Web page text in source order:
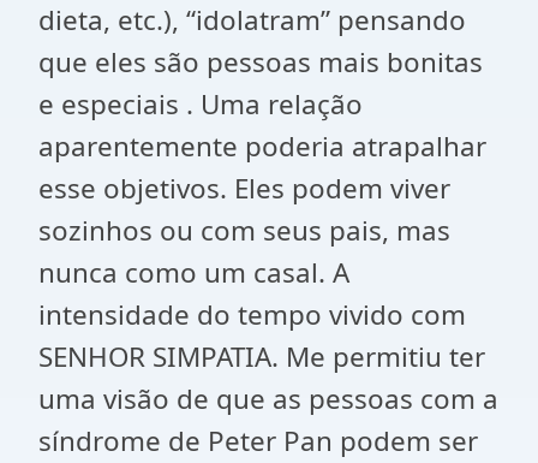
dieta, etc.), “idolatram” pensando
que eles são pessoas mais bonitas
e especiais . Uma relação
aparentemente poderia atrapalhar
esse objetivos. Eles podem viver
sozinhos ou com seus pais, mas
nunca como um casal. A
intensidade do tempo vivido com
SENHOR SIMPATIA. Me permitiu ter
uma visão de que as pessoas com a
síndrome de Peter Pan podem ser